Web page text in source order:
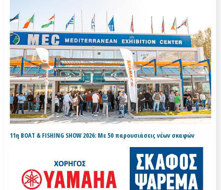
11η BOAT & FISHING SHOW 2026: Με 50 παρουσιάσεις νέων σκαφών